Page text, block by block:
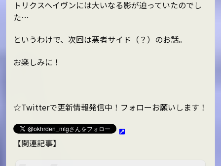
トリクスヘイヴンには大いなる影が迫っていたのでし
た…
というわけで、次回は悪者サイド（？）のお話。
お楽しみに！
☆Twitterで更新情報発信中！フォローお願いします！
【関連記事】